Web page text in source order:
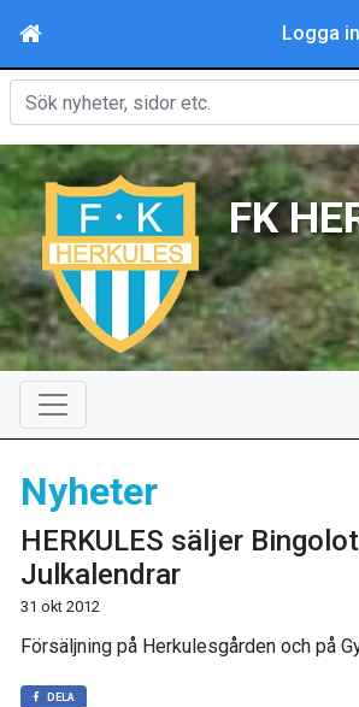
Logga in
FK
Nyheter
HERKULES säljer
Julkalendrar
31 okt 2012
Försäljning på Herkulesgården och på
DELA